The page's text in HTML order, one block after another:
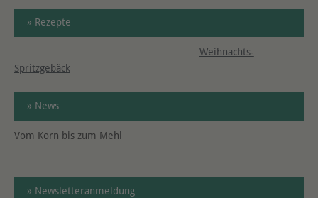
» Rezepte
Weihnachts-
Spritzgebäck
» News
Vom Korn bis zum Mehl
» Newsletteranmeldung